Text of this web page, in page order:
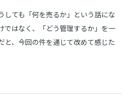
しても「何を売るか」という話にな
ではなく、「どう管理するか」を一
と、今回の件を通じて改めて感じた